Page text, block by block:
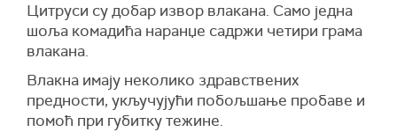
Цитруси су добар извор влакана. Само једна
шоља комадића наранџе садржи четири грама
влакана.
Влакна имају неколико здравствених
предности, укључујући побољшање пробаве и
помоћ при губитку тежине.